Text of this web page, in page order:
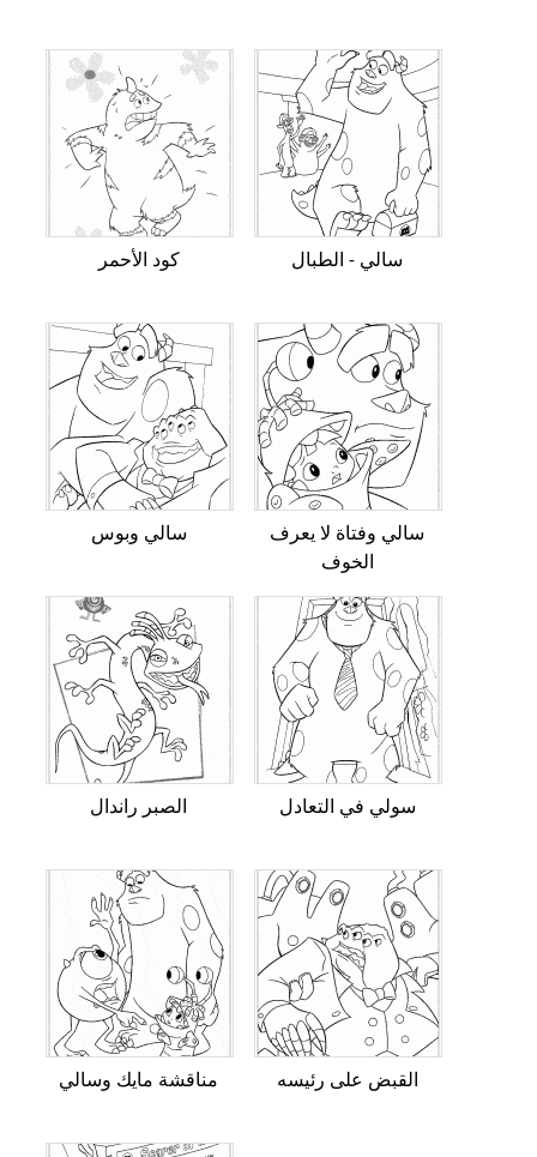
كود الأحمر سالي - الطبال
سالي وبوس
سالي وفتاة لا يعرف
الخوف
الصبر راندال سولي في التعادل
مناقشة مايك وسالي القبض على رئيسه